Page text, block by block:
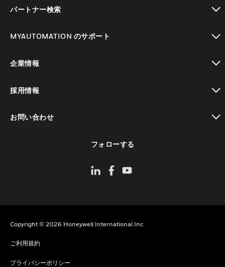
パートナー検索
MYAUTOMATION のサポート
企業情報
採用情報
お問い合わせ
フォローする
Copyright © 2026 Honeywell International Inc
ご利用規約
プライバシーポリシー